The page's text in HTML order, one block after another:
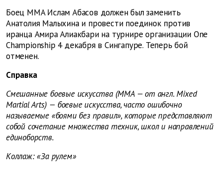
Боец MMA Ислам Абасов должен был заменить
Анатолия Малыхина и провести поединок против
иранца Амира Алиакбари на турнире организации One
Championship 4 декабря в Сингапуре. Теперь бой
отменен.
Справка
Смешанные боевые искусства (MMA — от англ. Mixed
Martial Arts) — боевые искусства, часто ошибочно
называемые «боями без правил», которые представляют
собой сочетание множества техник, школ и направлений
единоборств.
Коллаж: «За рулем»